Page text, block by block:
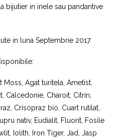
bijutier in inele sau pandantive
in luna Septembrie 2017.
Moss, Agat turitela, Ametist,
Calcedonie, Charoit, Citrin,
Crisopraz bio, Cuart rutilat,
nativ, Eudialit, Fluorit, Fosile
Iolith, Iron Tiger, Jad, Jasp